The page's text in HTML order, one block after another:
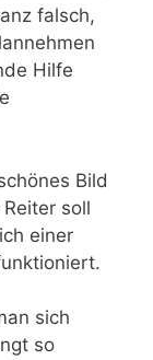
falsch,
Hilfe
Bild
soll
einer
sich
so